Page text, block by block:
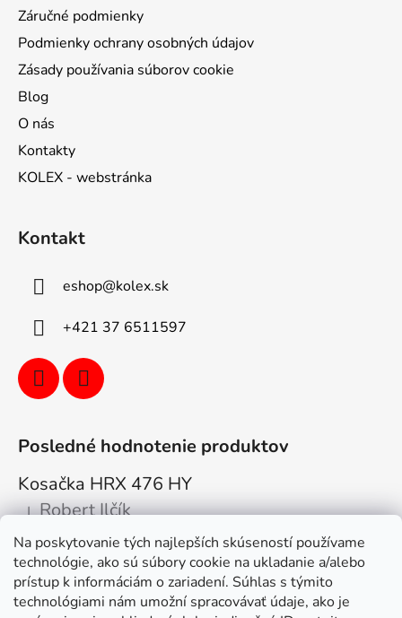
Na poskytovanie tých najlepších skúseností používame
technológie, ako sú súbory cookie na ukladanie a/alebo
prístup k informáciám o zariadení. Súhlas s týmito
technológiami nám umožní spracovávať údaje, ako je
Záručné podmienky
Podmienky ochrany osobných údajov
Zásady používania súborov cookie
Blog
O nás
Kontakty
KOLEX - webstránka
Kontakt
eshop@kolex.sk
+421 37 6511597
Posledné hodnotenie produktov
Kosačka HRX 476 HY
Hodnotenie produktu je 5 z 5 hviezdičiek.
| Robert Ilčík
Super. Odporúčam
Facebook